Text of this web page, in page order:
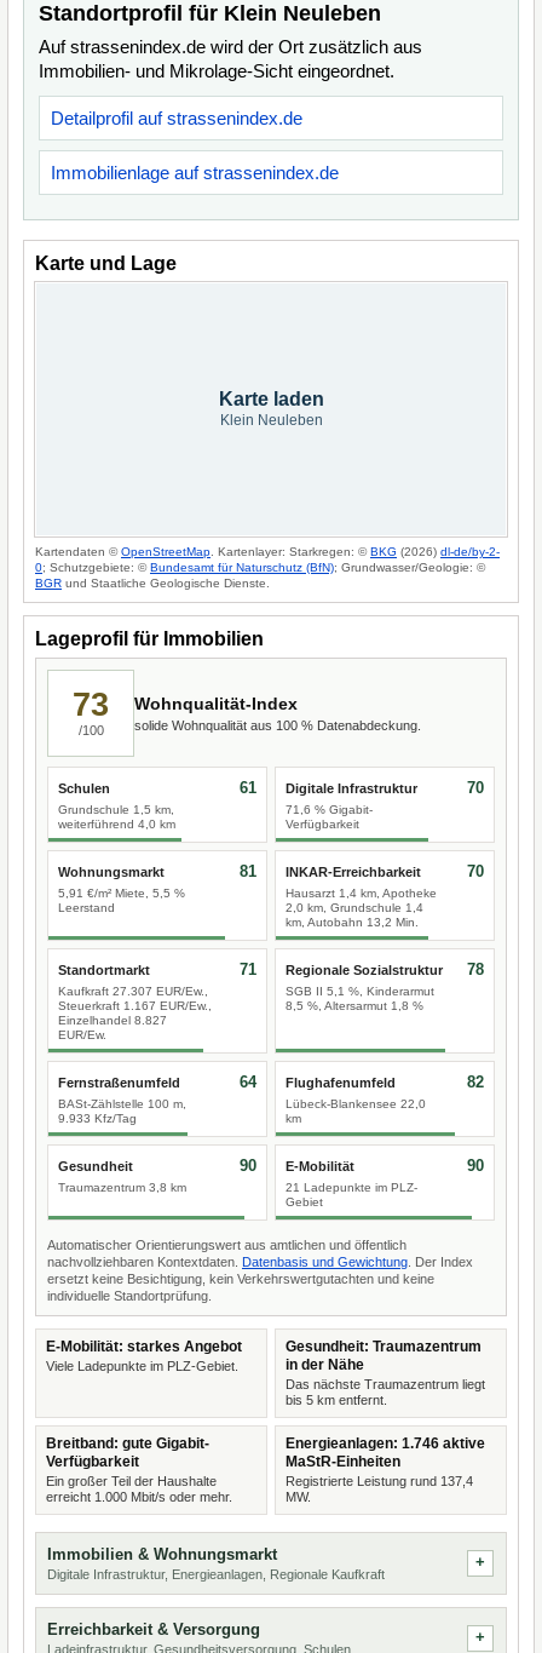
Standortprofil für Klein Neuleben
Auf strassenindex.de wird der Ort zusätzlich aus
Immobilien- und Mikrolage-Sicht eingeordnet.
Detailprofil auf strassenindex.de
Immobilienlage auf strassenindex.de
Karte und Lage
Karte laden
Klein Neuleben
Kartendaten ©OpenStreetMap . Kartenlayer: Starkregen: ©BKG (2026) dl-de/by-2-
0; Schutzgebiete: ©Bundesamt für Naturschutz (BfN); Grundwasser/Geologie: ©
BGR und Staatliche Geologische Dienste.
Lageprofil für Immobilien
73
/100
Wohnqualität-Index
solide Wohnqualität aus 100 % Datenabdeckung.
Schulen
Grundschule 1,5 km,
weiterführend 4,0 km
61 Digitale Infrastruktur
71,6 % Gigabit-
Verfügbarkeit
70
Wohnungsmarkt
5,91 €/m² Miete, 5,5 %
Leerstand
81 INKAR-Erreichbarkeit
Hausarzt 1,4 km, Apotheke
2,0 km, Grundschule 1,4
km, Autobahn 13,2 Min.
70
Standortmarkt
Kaufkraft 27.307 EUR/Ew.,
Steuerkraft 1.167 EUR/Ew.,
Einzelhandel 8.827
EUR/Ew.
71 Regionale Sozialstruktur
SGB II 5,1 %, Kinderarmut
8,5 %, Altersarmut 1,8 %
78
Fernstraßenumfeld
BASt-Zählstelle 100 m,
9.933 Kfz/Tag
64 Flughafenumfeld
Lübeck-Blankensee 22,0
km
82
Gesundheit
Traumazentrum 3,8 km
90 E-Mobilität
21 Ladepunkte im PLZ-
Gebiet
90
Automatischer Orientierungswert aus amtlichen und öffentlich
nachvollziehbaren Kontextdaten. Datenbasis und Gewichtung . Der Index
ersetzt keine Besichtigung, kein Verkehrswertgutachten und keine
individuelle Standortprüfung.
E-Mobilität: starkes Angebot
Viele Ladepunkte im PLZ-Gebiet.
Gesundheit: Traumazentrum
in der Nähe
Das nächste Traumazentrum liegt
bis 5 km entfernt.
Breitband: gute Gigabit-
Verfügbarkeit
Ein großer Teil der Haushalte
erreicht 1.000 Mbit/s oder mehr.
Energieanlagen: 1.746 aktive
MaStR-Einheiten
Registrierte Leistung rund 137,4
MW.
Immobilien & Wohnungsmarkt
Digitale Infrastruktur, Energieanlagen, Regionale Kaufkraft
Erreichbarkeit & Versorgung
Ladeinfrastruktur, Gesundheitsversorgung, Schulen